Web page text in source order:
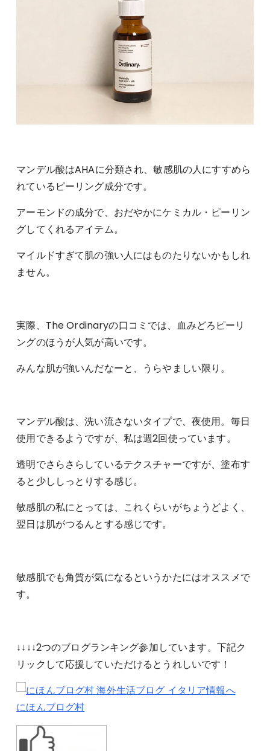
マンデル酸はAHAに分類され、敏感肌の人にすすめら
れているピーリング成分です。
アーモンドの成分で、おだやかにケミカル・ピーリン
グしてくれるアイテム。
マイルドすぎて肌の強い人にはものたりないかもしれ
ません。
実際、The Ordinaryの口コミでは、血みどろピーリ
ングのほうが人気が高いです。
みんな肌が強いんだなーと、うらやましい限り。
マンデル酸は、洗い流さないタイプで、夜使用。毎日
使用できるようですが、私は週2回使っています。
透明でさらさらしているテクスチャーですが、塗布す
ると少ししっとりする感じ。
敏感肌の私にとっては、これくらいがちょうどよく、
翌日は肌がつるんとする感じです。
敏感肌でも角質が気になるというかたにはオススメで
す。
↓↓↓↓2つのブログランキング参加しています。下記ク
リックして応援していただけるとうれしいです！
にほんブログ村